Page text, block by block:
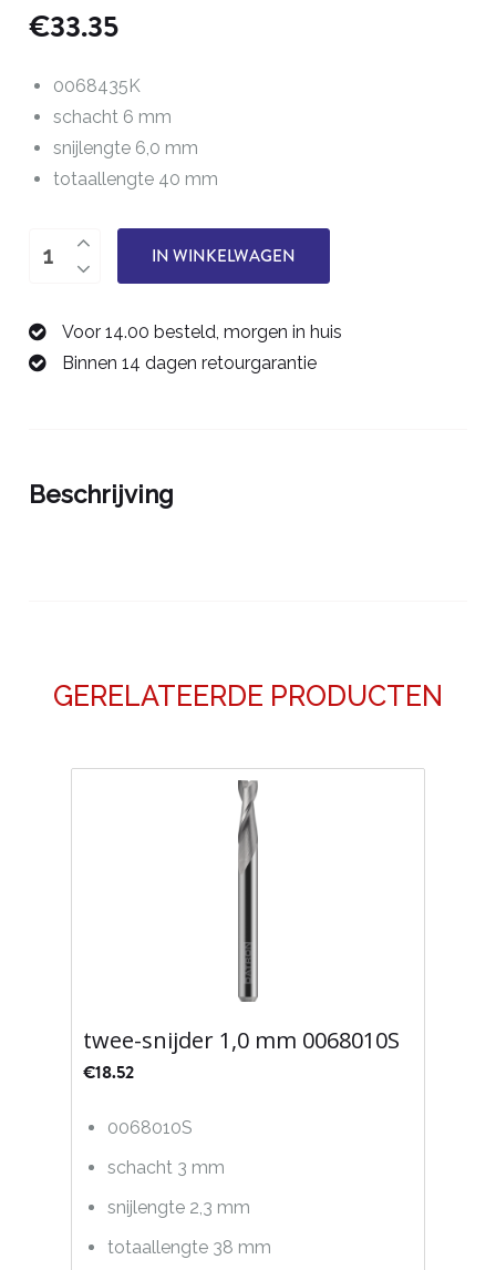
€33.35
0068435K
schacht 6 mm
snijlengte 6,0 mm
totaallengte 40 mm
twee-
snijder
mm
0068435K
IN WINKELWAGEN
Voor 14.00 besteld, morgen in huis
Binnen 14 dagen retourgarantie
Beschrijving
GERELATEERDE PRODUCTEN
twee-snijder 1,0 mm 0068010S
€18.52
0068010S
schacht 3 mm
snijlengte 2,3 mm
totaallengte 38 mm